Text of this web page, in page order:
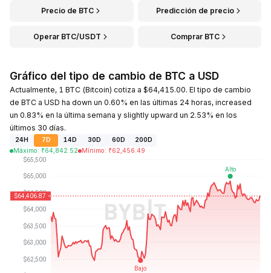
Precio de BTC Predicción de precio
Operar BTC/USDT Comprar BTC
Gráfico del tipo de cambio de BTC a USD
Actualmente, 1 BTC (Bitcoin) cotiza a $64,415.00. El tipo de cambio
de BTC a USD ha down un 0.60% en las últimas 24 horas, increased
un 0.83% en la última semana y slightly upward un 2.53% en los
últimos 30 días.
24H 7D 14D 30D 60D
200D
Máximo: ₹64,842.52 Mínimo: ₹62,456.49
Última actualización: 2026-08-07, 08:43 GMT+0